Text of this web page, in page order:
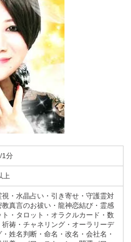
1分
上
視・水晶占い・引き寄せ・守護霊対
教真言のお祓い・龍神恋結び・霊感
ト・タロット・オラクルカード・数
祈祷・チャネリング・オーラリーデ
・姓名判断・命名・改名・会社名・